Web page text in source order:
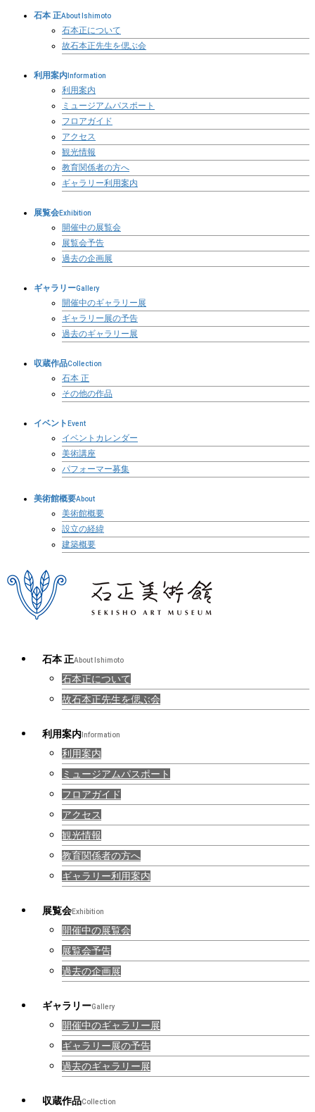
石本 正About Ishimoto
石本正について
故石本正先生を偲ぶ会
利用案内 Information
利用案内
ミュージアムパスポート
フロアガイド
アクセス
観光情報
教育関係者の方へ
ギャラリー利用案内
展覧会Exhibition
開催中の展覧会
展覧会予告
過去の企画展
ギャラリーGallery
開催中のギャラリー展
ギャラリー展の予告
過去のギャラリー展
収蔵作品Collection
石本 正
その他の作品
イベント Event
イベントカレンダー
美術講座
パフォーマー募集
美術館概要About
美術館概要
設立の経緯
建築概要
石本 正About Ishimoto
石本正について
故石本正先生を偲ぶ会
利用案内 Information
利用案内
ミュージアムパスポート
フロアガイド
アクセス
観光情報
教育関係者の方へ
ギャラリー利用案内
展覧会Exhibition
開催中の展覧会
展覧会予告
過去の企画展
ギャラリーGallery
開催中のギャラリー展
ギャラリー展の予告
過去のギャラリー展
収蔵作品Collection